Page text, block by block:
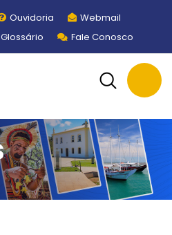
Ouvidoria
Webmail
Glossário Fale Conosco